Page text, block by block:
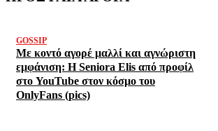
GOSSIP
Με κοντό αγορέ μαλλί και αγνώριστη
εμφάνιση: Η Seniora Elis από προφίλ
στο YouTube στον κόσμο του
OnlyFans (pics)